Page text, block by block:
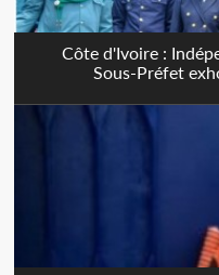
Côte d'Ivoire :
Sous-Préfet